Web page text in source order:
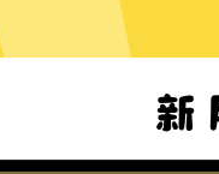
Windows下载